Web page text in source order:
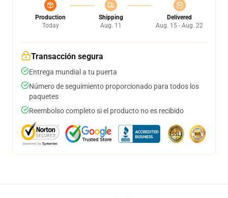
Production
Today
Shipping
Aug. 11
Delivered
Aug. 15 - Aug. 22
Transacción segura
Entrega mundial a tu puerta
Número de seguimiento proporcionado para todos los
paquetes
Reembolso completo si el producto no es recibido